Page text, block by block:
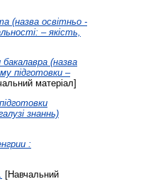
(назва освітньо -
– якість,
бакалавра (назва
підготовки –
матеріал]
знаннь)
:
[Навчальний